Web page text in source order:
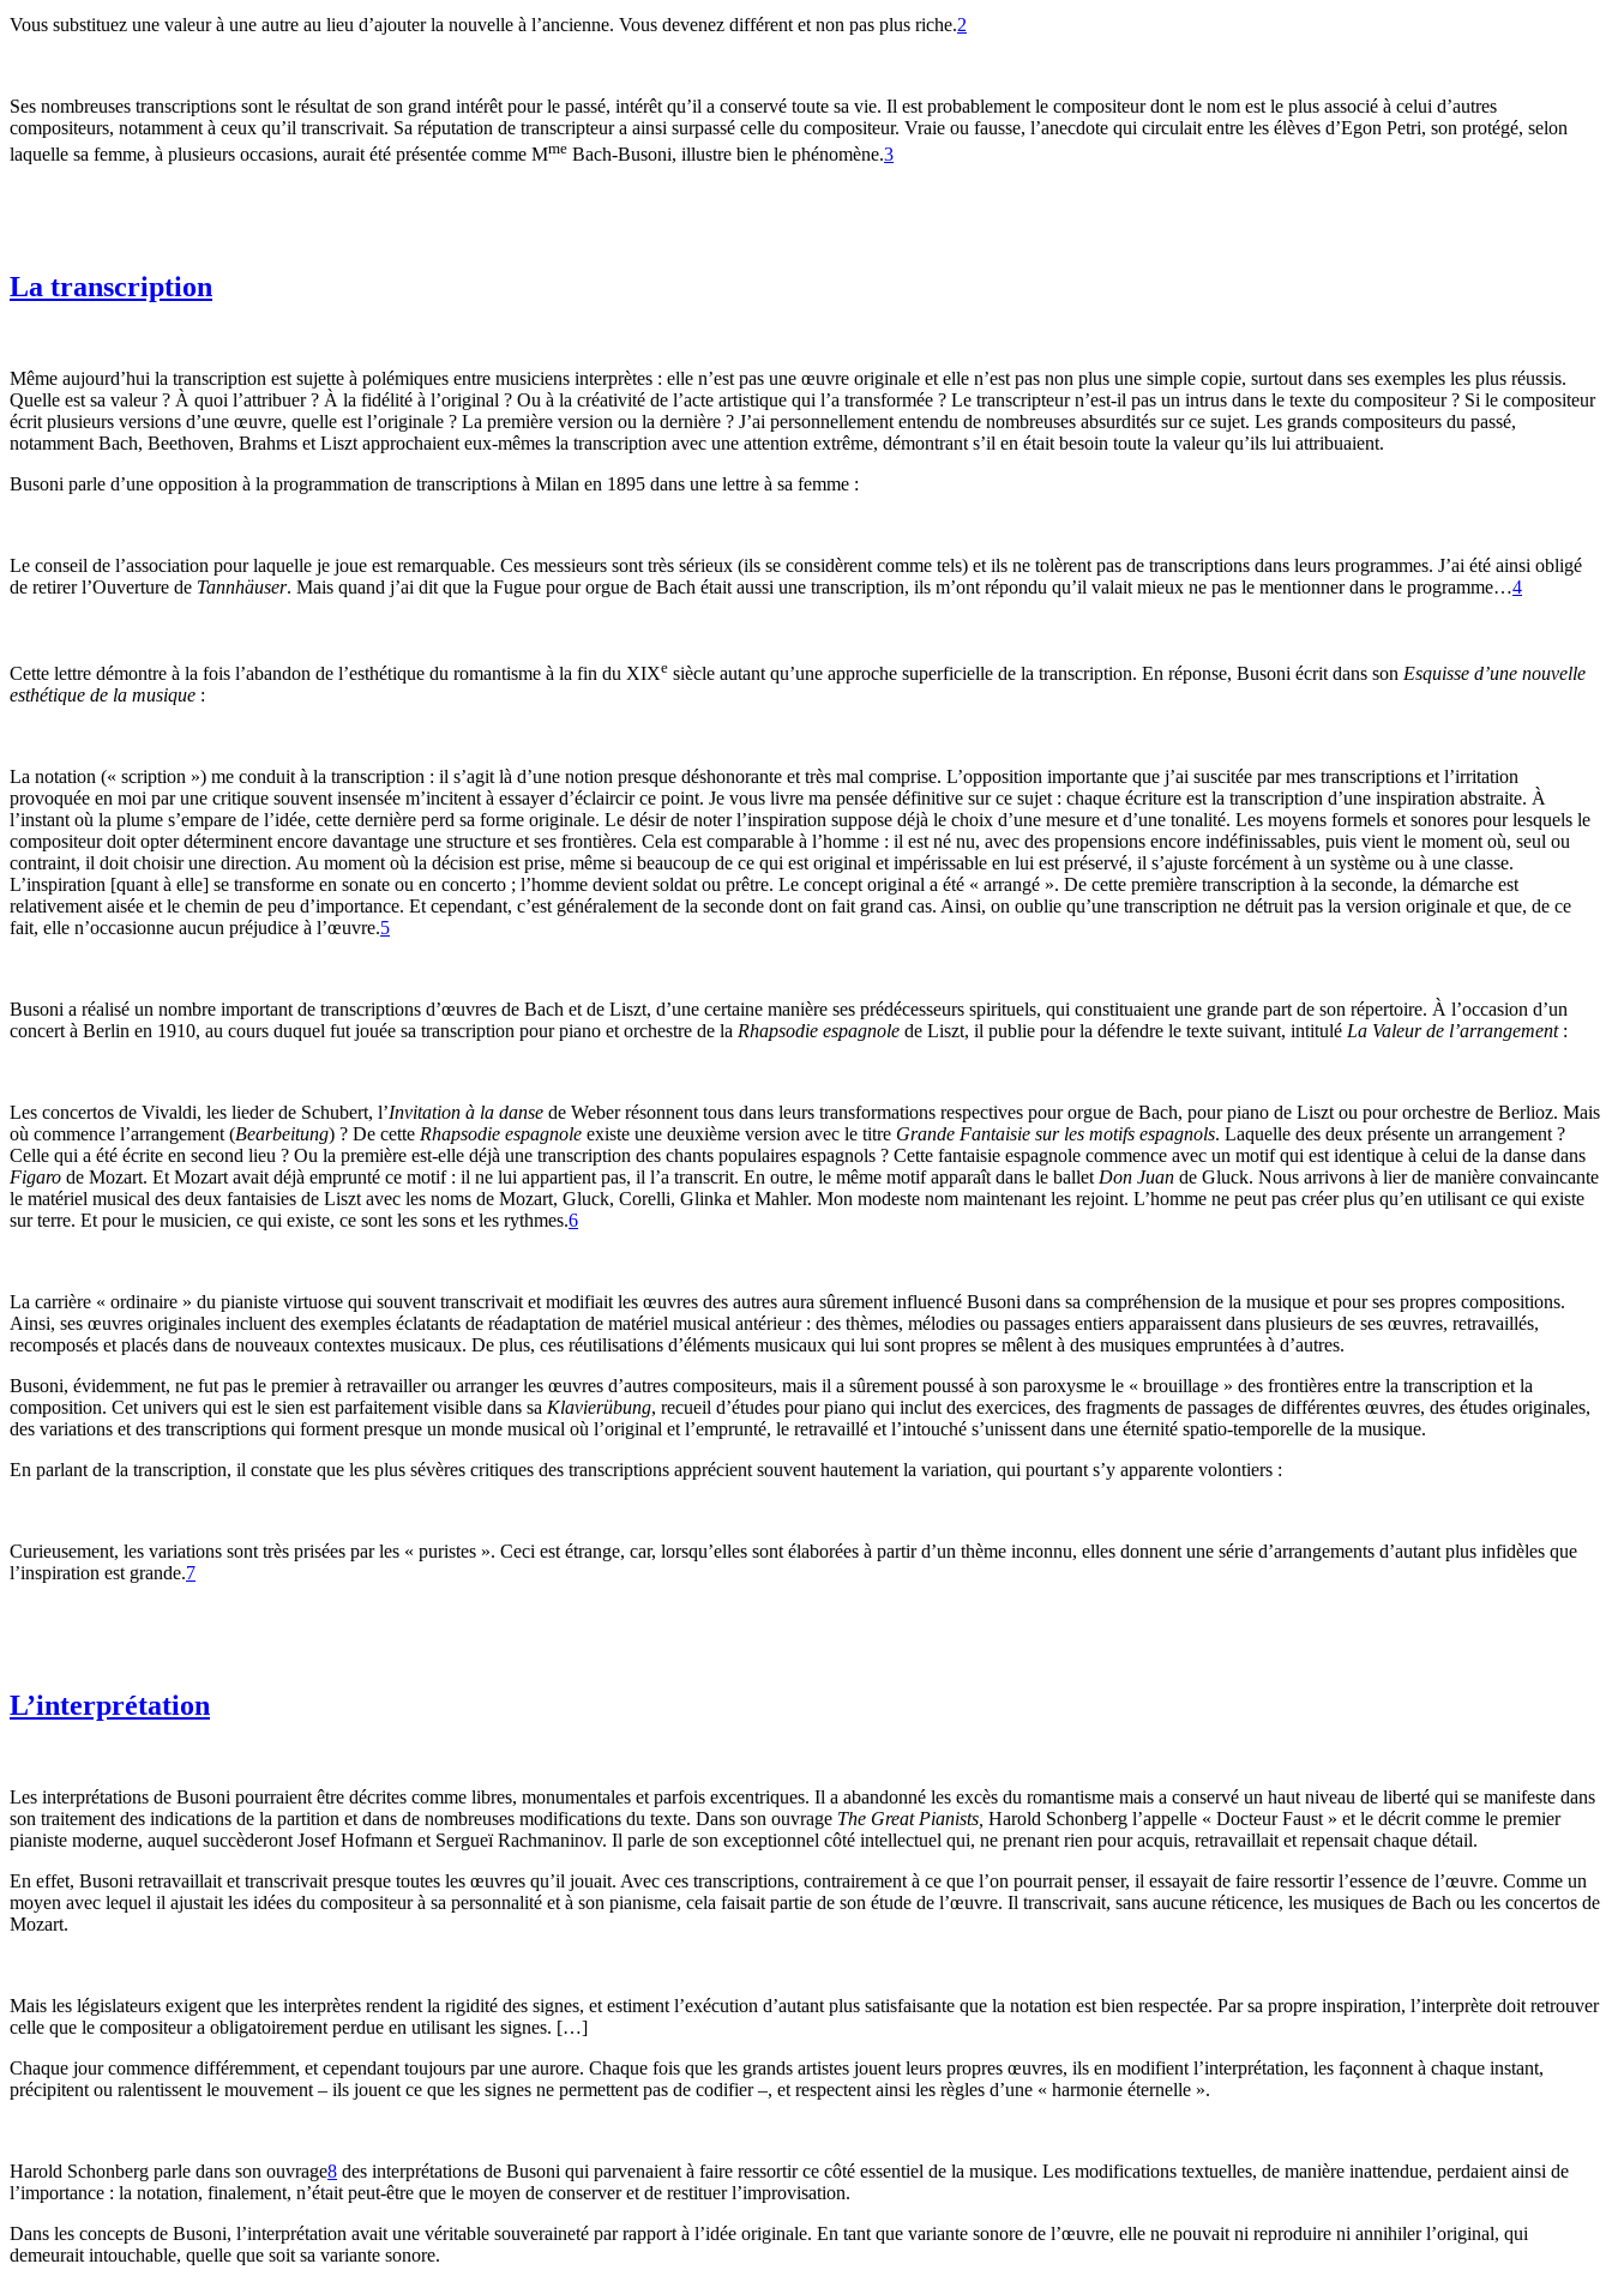
Vous substituez une valeur à une autre au lieu d’ajouter la nouvelle à l’ancienne. Vous devenez différent et non pas plus riche.2
Ses nombreuses transcriptions sont le résultat de son grand intérêt pour le passé, intérêt qu’il a conservé toute sa vie. Il est probablement le compositeur dont le nom est le plus associé à celui d’autres
compositeurs, notamment à ceux qu’il transcrivait. Sa réputation de transcripteur a ainsi surpassé celle du compositeur. Vraie ou fausse, l’anecdote qui circulait entre les élèves d’Egon Petri, son protégé, selon
laquelle sa femme, à plusieurs occasions, aurait été présentée comme Mme Bach-Busoni, illustre bien le phénomène.3
La transcription
Même aujourd’hui la transcription est sujette à polémiques entre musiciens interprètes : elle n’est pas une œuvre originale et elle n’est pas non plus une simple copie, surtout dans ses exemples les plus réussis.
Quelle est sa valeur ? À quoi l’attribuer ? À la fidélité à l’original ? Ou à la créativité de l’acte artistique qui l’a transformée ? Le transcripteur n’est-il pas un intrus dans le texte du compositeur ? Si le compositeur
écrit plusieurs versions d’une œuvre, quelle est l’originale ? La première version ou la dernière ? J’ai personnellement entendu de nombreuses absurdités sur ce sujet. Les grands compositeurs du passé,
notamment Bach, Beethoven, Brahms et Liszt approchaient eux-mêmes la transcription avec une attention extrême, démontrant s’il en était besoin toute la valeur qu’ils lui attribuaient.
Busoni parle d’une opposition à la programmation de transcriptions à Milan en 1895 dans une lettre à sa femme :
Le conseil de l’association pour laquelle je joue est remarquable. Ces messieurs sont très sérieux (ils se considèrent comme tels) et ils ne tolèrent pas de transcriptions dans leurs programmes. J’ai été ainsi obligé
de retirer l’Ouverture de Tannhäuser. Mais quand j’ai dit que la Fugue pour orgue de Bach était aussi une transcription, ils m’ont répondu qu’il valait mieux ne pas le mentionner dans le programme…4
Cette lettre démontre à la fois l’abandon de l’esthétique du romantisme à la fin du XIXe siècle autant qu’une approche superficielle de la transcription. En réponse, Busoni écrit dans son Esquisse d’une nouvelle
esthétique de la musique :
La notation (« scription ») me conduit à la transcription : il s’agit là d’une notion presque déshonorante et très mal comprise. L’opposition importante que j’ai suscitée par mes transcriptions et l’irritation
provoquée en moi par une critique souvent insensée m’incitent à essayer d’éclaircir ce point. Je vous livre ma pensée définitive sur ce sujet : chaque écriture est la transcription d’une inspiration abstraite. À
l’instant où la plume s’empare de l’idée, cette dernière perd sa forme originale. Le désir de noter l’inspiration suppose déjà le choix d’une mesure et d’une tonalité. Les moyens formels et sonores pour lesquels le
compositeur doit opter déterminent encore davantage une structure et ses frontières. Cela est comparable à l’homme : il est né nu, avec des propensions encore indéfinissables, puis vient le moment où, seul ou
contraint, il doit choisir une direction. Au moment où la décision est prise, même si beaucoup de ce qui est original et impérissable en lui est préservé, il s’ajuste forcément à un système ou à une classe.
L’inspiration [quant à elle] se transforme en sonate ou en concerto ; l’homme devient soldat ou prêtre. Le concept original a été « arrangé ». De cette première transcription à la seconde, la démarche est
relativement aisée et le chemin de peu d’importance. Et cependant, c’est généralement de la seconde dont on fait grand cas. Ainsi, on oublie qu’une transcription ne détruit pas la version originale et que, de ce
fait, elle n’occasionne aucun préjudice à l’œuvre.5
Busoni a réalisé un nombre important de transcriptions d’œuvres de Bach et de Liszt, d’une certaine manière ses prédécesseurs spirituels, qui constituaient une grande part de son répertoire. À l’occasion d’un
concert à Berlin en 1910, au cours duquel fut jouée sa transcription pour piano et orchestre de la Rhapsodie espagnole de Liszt, il publie pour la défendre le texte suivant, intitulé La Valeur de l’arrangement :
Les concertos de Vivaldi, les lieder de Schubert, l’Invitation à la danse de Weber résonnent tous dans leurs transformations respectives pour orgue de Bach, pour piano de Liszt ou pour orchestre de Berlioz. Mais
où commence l’arrangement (Bearbeitung) ? De cette Rhapsodie espagnole existe une deuxième version avec le titre Grande Fantaisie sur les motifs espagnols. Laquelle des deux présente un arrangement ?
Celle qui a été écrite en second lieu ? Ou la première est-elle déjà une transcription des chants populaires espagnols ? Cette fantaisie espagnole commence avec un motif qui est identique à celui de la danse dans
Figaro de Mozart. Et Mozart avait déjà emprunté ce motif : il ne lui appartient pas, il l’a transcrit. En outre, le même motif apparaît dans le balletDon Juan de Gluck. Nous arrivons à lier de manière convaincante
le matériel musical des deux fantaisies de Liszt avec les noms de Mozart, Gluck, Corelli, Glinka et Mahler. Mon modeste nom maintenant les rejoint. L’homme ne peut pas créer plus qu’en utilisant ce qui existe
sur terre. Et pour le musicien, ce qui existe, ce sont les sons et les rythmes.6
La carrière « ordinaire » du pianiste virtuose qui souvent transcrivait et modifiait les œuvres des autres aura sûrement influencé Busoni dans sa compréhension de la musique et pour ses propres compositions.
Ainsi, ses œuvres originales incluent des exemples éclatants de réadaptation de matériel musical antérieur : des thèmes, mélodies ou passages entiers apparaissent dans plusieurs de ses œuvres, retravaillés,
recomposés et placés dans de nouveaux contextes musicaux. De plus, ces réutilisations d’éléments musicaux qui lui sont propres se mêlent à des musiques empruntées à d’autres.
Busoni, évidemment, ne fut pas le premier à retravailler ou arranger les œuvres d’autres compositeurs, mais il a sûrement poussé à son paroxysme le « brouillage » des frontières entre la transcription et la
composition. Cet univers qui est le sien est parfaitement visible dans sa Klavierübung, recueil d’études pour piano qui inclut des exercices, des fragments de passages de différentes œuvres, des études originales,
des variations et des transcriptions qui forment presque un monde musical où l’original et l’emprunté, le retravaillé et l’intouché s’unissent dans une éternité spatio-temporelle de la musique.
En parlant de la transcription, il constate que les plus sévères critiques des transcriptions apprécient souvent hautement la variation, qui pourtant s’y apparente volontiers :
Curieusement, les variations sont très prisées par les « puristes ». Ceci est étrange, car, lorsqu’elles sont élaborées à partir d’un thème inconnu, elles donnent une série d’arrangements d’autant plus infidèles que
l’inspiration est grande.7
L’interprétation
Les interprétations de Busoni pourraient être décrites comme libres, monumentales et parfois excentriques. Il a abandonné les excès du romantisme mais a conservé un haut niveau de liberté qui se manifeste dans
son traitement des indications de la partition et dans de nombreuses modifications du texte. Dans son ouvrage The Great Pianists, Harold Schonberg l’appelle « Docteur Faust » et le décrit comme le premier
pianiste moderne, auquel succèderont Josef Hofmann et Sergueï Rachmaninov. Il parle de son exceptionnel côté intellectuel qui, ne prenant rien pour acquis, retravaillait et repensait chaque détail.
En effet, Busoni retravaillait et transcrivait presque toutes les œuvres qu’il jouait. Avec ces transcriptions, contrairement à ce que l’on pourrait penser, il essayait de faire ressortir l’essence de l’œuvre. Comme un
moyen avec lequel il ajustait les idées du compositeur à sa personnalité et à son pianisme, cela faisait partie de son étude de l’œuvre. Il transcrivait, sans aucune réticence, les musiques de Bach ou les concertos de
Mozart.
Mais les législateurs exigent que les interprètes rendent la rigidité des signes, et estiment l’exécution d’autant plus satisfaisante que la notation est bien respectée. Par sa propre inspiration, l’interprète doit retrouver
celle que le compositeur a obligatoirement perdue en utilisant les signes. […]
Chaque jour commence différemment, et cependant toujours par une aurore. Chaque fois que les grands artistes jouent leurs propres œuvres, ils en modifient l’interprétation, les façonnent à chaque instant,
précipitent ou ralentissent le mouvement – ils jouent ce que les signes ne permettent pas de codifier –, et respectent ainsi les règles d’une « harmonie éternelle ».
Harold Schonberg parle dans son ouvrage8 des interprétations de Busoni qui parvenaient à faire ressortir ce côté essentiel de la musique. Les modifications textuelles, de manière inattendue, perdaient ainsi de
l’importance : la notation, finalement, n’était peut-être que le moyen de conserver et de restituer l’improvisation.
Dans les concepts de Busoni, l’interprétation avait une véritable souveraineté par rapport à l’idée originale. En tant que variante sonore de l’œuvre, elle ne pouvait ni reproduire ni annihiler l’original, qui
demeurait intouchable, quelle que soit sa variante sonore.